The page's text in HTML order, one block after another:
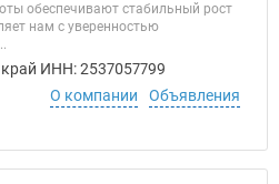
обеспечивают стабильный рост
нам с уверенностью
ИНН: 2537057799
О компании
Объявления